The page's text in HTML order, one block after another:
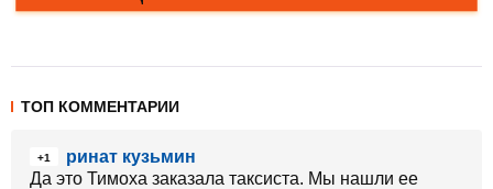
ТОП КОММЕНТАРИИ
+1
ринат кузьмин
Да это Тимоха заказала таксиста. Мы нашли ее